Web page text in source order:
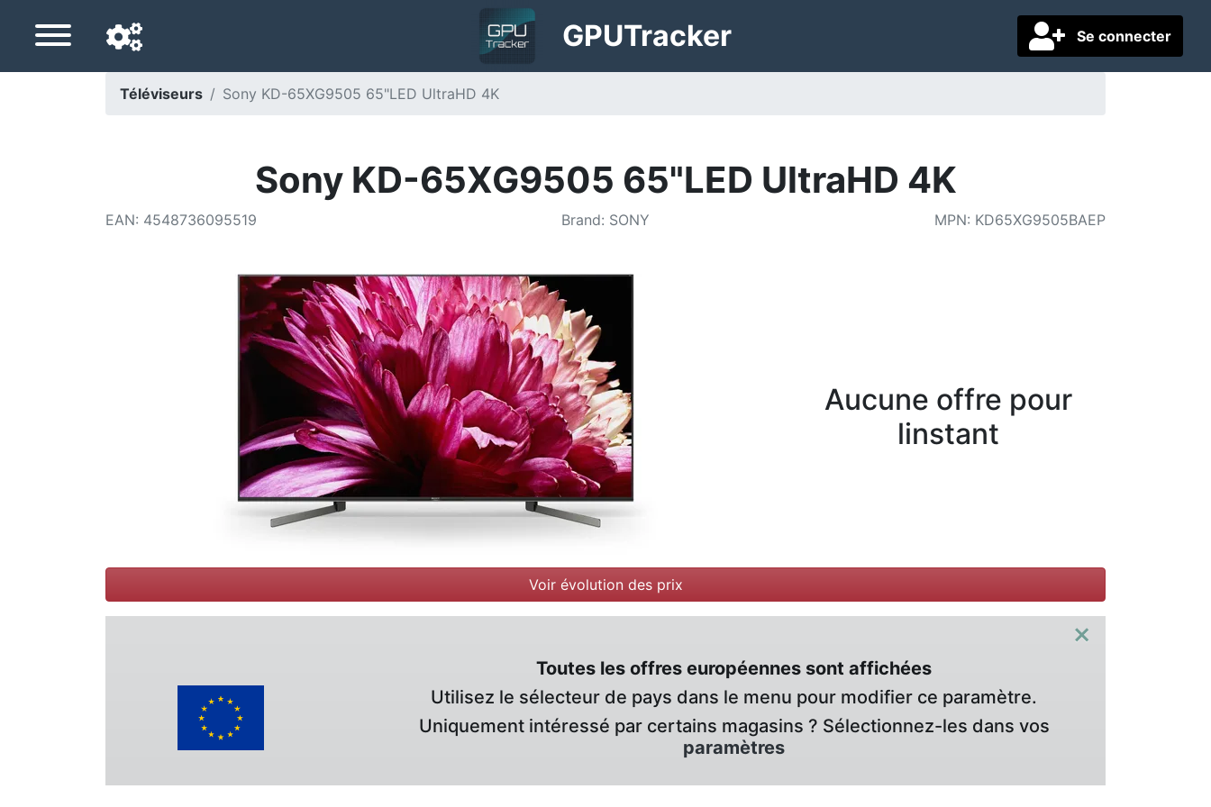
Se connecter
GPUTracker
Téléviseurs Sony KD-65XG9505 65"LED UltraHD 4K
Sony KD-65XG9505 65"LED UltraHD 4K
EAN: 4548736095519 Brand: SONY MPN: KD65XG9505BAEP
Aucune offre pour
linstant
Voir évolution des prix
×
Toutes les offres européennes sont affichées
Utilisez le sélecteur de pays dans le menu pour modifier ce paramètre.
Uniquement intéressé par certains magasins ? Sélectionnez-les dans vos
paramètres